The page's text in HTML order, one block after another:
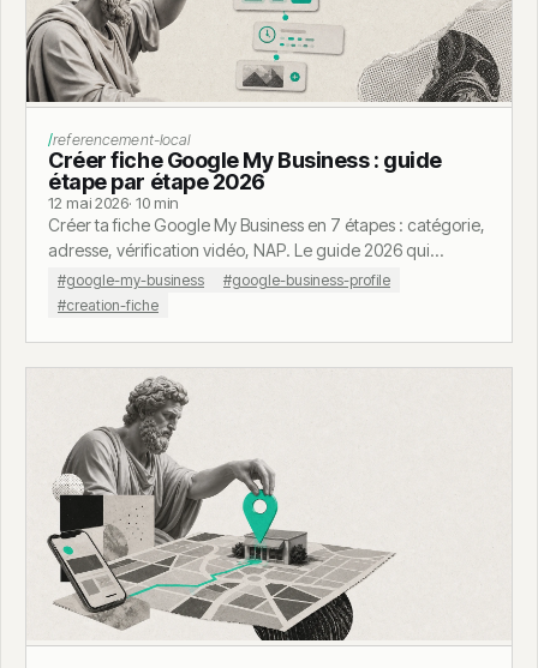
referencement-local
Créer fiche Google My Business : guide
étape par étape 2026
12 mai 2026· 10 min
Créer ta fiche Google My Business en 7 étapes : catégorie,
adresse, vérification vidéo, NAP. Le guide 2026 qui
explique le pourquoi derrière chaque choix.
#google-my-business
#google-business-profile
#creation-fiche